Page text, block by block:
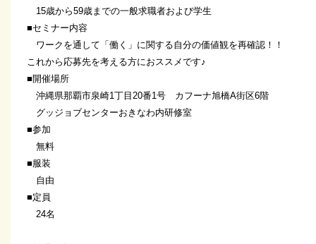
15歳から59歳までの一般求職者および学生
■セミナー内容
ワークを通して「働く」に関する自分の価値観を再確認！！
これから応募先を考える方におススメです♪
■開催場所
沖縄県那覇市泉崎1丁目20番1号 カフーナ旭橋A街区6階
グッジョブセンターおきなわ内研修室
■参加
無料
■服装
自由
■定員
24名